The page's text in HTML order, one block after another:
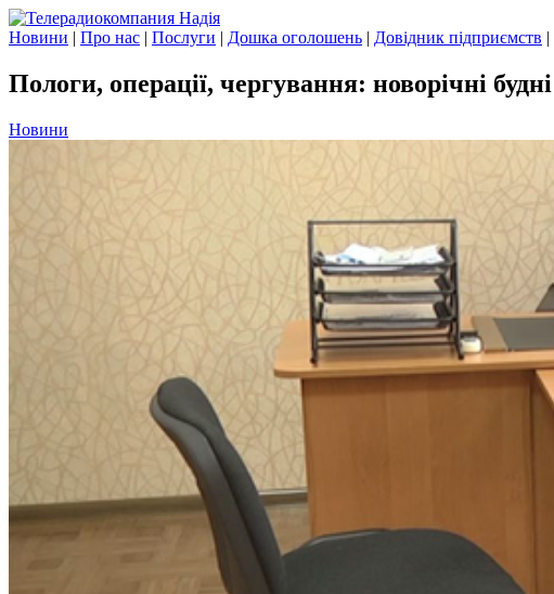
Новини | Про нас | Послуги | Дошка оголошень | Довідник підприємств |
Пологи, операції, чергування: новорічні
Новини